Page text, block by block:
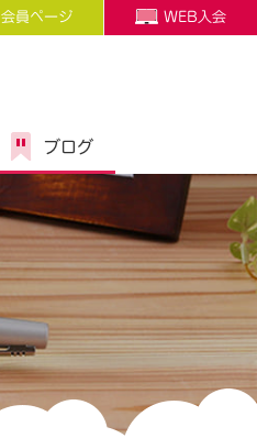
会員ページ WEB入会
ブログ